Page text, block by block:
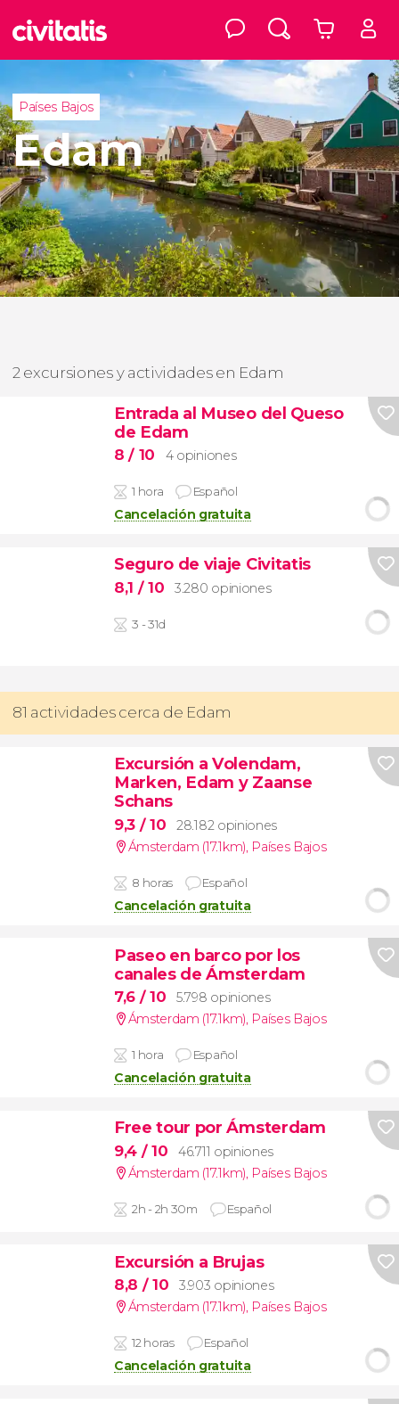
Países Bajos
Edam
2 excursiones y actividades en Edam
Entrada al Museo del Queso
de Edam
8/ 10 4 opiniones
1 hora Español
Cancelación gratuita
Seguro de viaje Civitatis
8,1 / 10 3.280 opiniones
3 - 31d
81 actividades cerca de Edam
Excursión a Volendam,
Marken, Edam y Zaanse
Schans
9,3 / 10
28.182 opiniones
Ámsterdam (17.1km), Países Bajos
8 horas Español
Cancelación gratuita
Paseo en barco por los
canales de Ámsterdam
7,6 / 10
5.798 opiniones
Ámsterdam (17.1km), Países Bajos
1 hora Español
Cancelación gratuita
Free tour por Ámsterdam
9,4 / 10
46.711 opiniones
Ámsterdam (17.1km), Países Bajos
2h - 2h 30m Español
Excursión a Brujas
8,8 / 10
3.903 opiniones
Ámsterdam (17.1km), Países Bajos
12 horas Español
Cancelación gratuita